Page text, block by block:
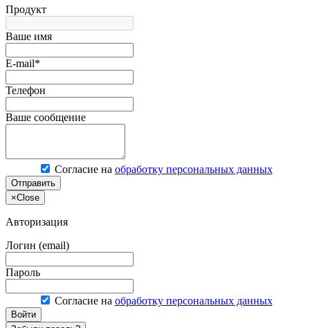
Продукт
Ваше имя
E-mail*
Телефон
Ваше сообщение
Согласие на обработку персональных данных
Отправить
×Close
Авторизация
Логин (email)
Пароль
Согласие на обработку персональных данных
Войти